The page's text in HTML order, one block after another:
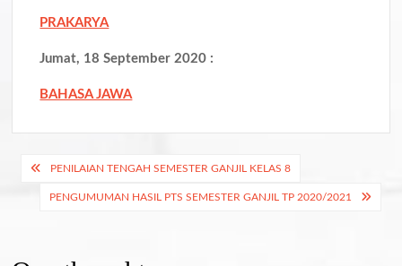
PRAKARYA
Jumat, 18 September 2020 :
BAHASA JAWA
Navigasi
PENILAIAN TENGAH SEMESTER GANJIL KELAS 8
PENGUMUMAN HASIL PTS SEMESTER GANJIL TP 2020/2021